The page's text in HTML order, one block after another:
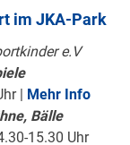
im JKA-Park
e.V
| Mehr Info
Bälle
15.30 Uhr